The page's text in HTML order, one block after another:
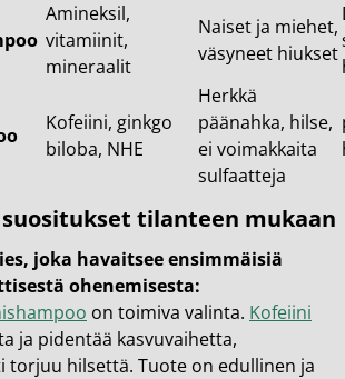
Amineksil,
vitamiinit,
mineraalit
Naiset ja miehet,
väsyneet hiukset
Kofeiini, ginkgo
biloba, NHE
Herkkä
päänahka, hilse,
ei voimakkaita
sulfaatteja
tilanteen mukaan
joka havaitsee ensimmäisiä
ohenemisesta:
on toimiva valinta. Kofeiini
ja pidentää kasvuvaihetta,
torjuu hilsettä. Tuote on edullinen ja